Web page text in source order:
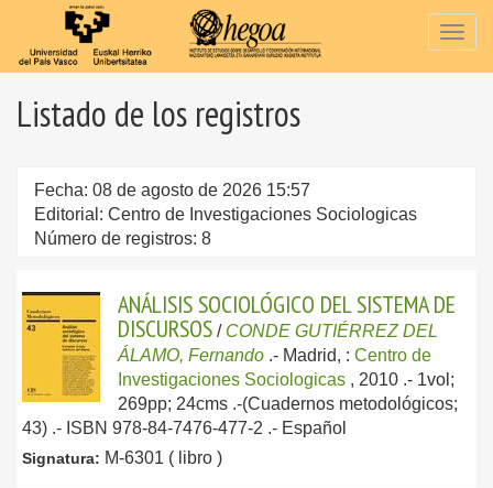
Listado de los registros
Fecha: 08 de agosto de 2026 15:57
Editorial: Centro de Investigaciones Sociologicas
Número de registros: 8
ANÁLISIS SOCIOLÓGICO DEL SISTEMA DE
DISCURSOS / CONDE GUTIÉRREZ DEL
ÁLAMO, Fernando .- Madrid, : Centro de
Investigaciones Sociologicas , 2010 .- 1vol;
269pp; 24cms .-(Cuadernos metodológicos;
43) .- ISBN 978-84-7476-477-2 .- Español
Signatura: M-6301 ( libro )